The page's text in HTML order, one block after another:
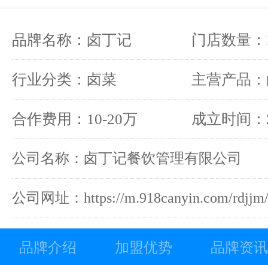
品牌名称：卤丁记 门店数量
行业分类：卤菜 主营产品
合作费用：10-20万 成立时间
公司名称：卤丁记餐饮管理有限公司
公司网址：https://m.918canyin.com/rdjjm/
品牌介绍 加盟优势 品牌资讯